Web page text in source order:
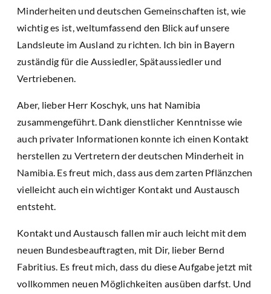
Minderheiten und deutschen Gemeinschaften ist, wie
wichtig es ist, weltumfassend den Blick auf unsere
Landsleute im Ausland zu richten. Ich bin in Bayern
zuständig für die Aussiedler, Spätaussiedler und
Vertriebenen.
Aber, lieber Herr Koschyk, uns hat Namibia
zusammengeführt. Dank dienstlicher Kenntnisse wie
auch privater Informationen konnte ich einen Kontakt
herstellen zu Vertretern der deutschen Minderheit in
Namibia. Es freut mich, dass aus dem zarten Pflänzchen
vielleicht auch ein wichtiger Kontakt und Austausch
entsteht.
Kontakt und Austausch fallen mir auch leicht mit dem
neuen Bundesbeauftragten, mit Dir, lieber Bernd
Fabritius. Es freut mich, dass du diese Aufgabe jetzt mit
vollkommen neuen Möglichkeiten ausüben darfst. Und